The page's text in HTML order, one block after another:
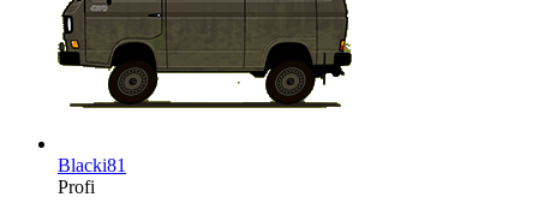
Blacki81
Profi